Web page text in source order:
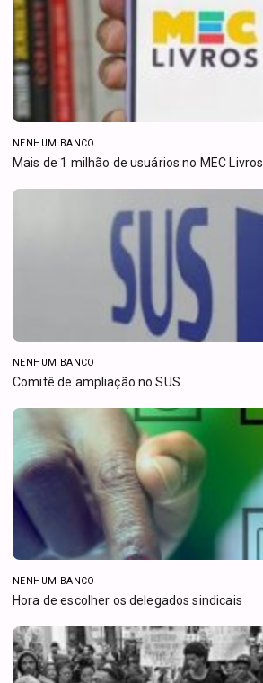
NENHUM BANCO
Mais de 1 milhão de usuários no MEC Livros
NENHUM BANCO
Comitê de ampliação no SUS
NENHUM BANCO
Hora de escolher os delegados sindicais